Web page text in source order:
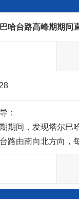
哈台路高峰期期间
：
期期间，发现塔尔
路由南向北方向，